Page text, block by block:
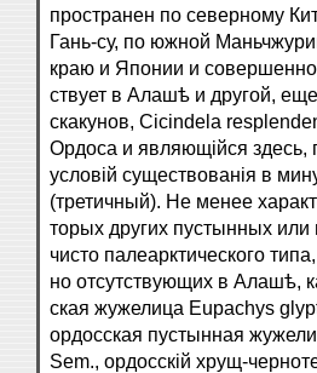
пространен по северному
Гань-су, по южной
краю и Японии и
ствует в Алашѣ и другой,
скакунов, Cicindela
Ордоса и являющійся
условій существованія в
(третичный). Не менее
торых других пустынных
чисто палеарктического
но отсутствующих в Алашѣ,
ская жужелица Eupachys
ордосская пустынная
Sem., ордосскій хрущ-